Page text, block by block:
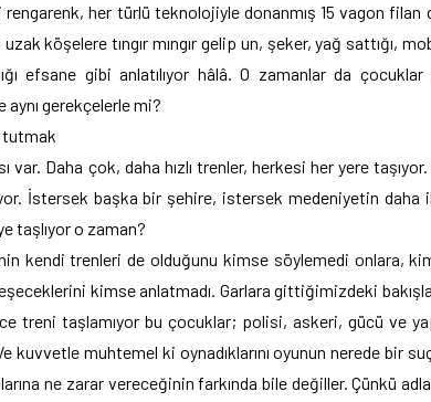
her türlü teknolojiyle donanmış 15 vagon
köşelere tıngır mıngır gelip un, şeker, yağ sattığı,
efsane gibi anlatılıyor hâlâ. O zamanlar da
aynı gerekçelerle mi?
tutmak
var. Daha çok, daha hızlı trenler, herkesi her yere
İstersek başka bir şehire, istersek medeniyetin daha
taşlıyor o zaman?
kendi trenleri de olduğunu kimse söylemedi onlara,
kimse anlatmadı. Garlara gittiğimizdeki
treni taşlamıyor bu çocuklar; polisi, askeri, gücü ve
kuvvetle muhtemel ki oynadıklarını oyunun nerede bir
ne zarar vereceğinin farkında bile değiller. Çünkü